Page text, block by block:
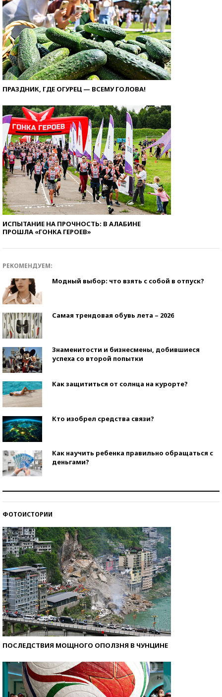
ПРАЗДНИК, ГДЕ ОГУРЕЦ — ВСЕМУ ГОЛОВА!
ИСПЫТАНИЕ НА ПРОЧНОСТЬ: В АЛАБИНЕ
ПРОШЛА «ГОНКА ГЕРОЕВ»
РЕКОМЕНДУЕМ:
Модный выбор: что взять с собой в отпуск?
Самая трендовая обувь лета – 2026
Знаменитости и бизнесмены, добившиеся
успеха со второй попытки
Как защититься от солнца на курорте?
Кто изобрел средства связи?
Как научить ребенка правильно обращаться с
деньгами?
ФОТОИСТОРИИ
ПОСЛЕДСТВИЯ МОЩНОГО ОПОЛЗНЯ В ЧУНЦИНЕ